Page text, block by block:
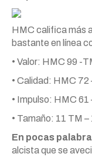
HMC califica más
bastante en línea
• Valor: HMC 99 -
• Calidad: HMC 72
• Impulso: HMC 61
• Tamaño: 11 TM
En pocas
alcista que se